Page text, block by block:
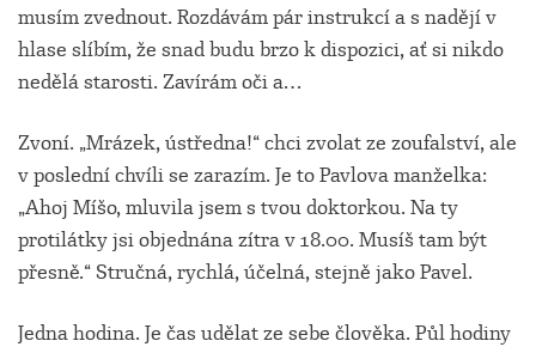
musím zvednout. Rozdávám pár instrukcí a s nadějí v
hlase slíbím, že snad budu brzo k dispozici, ať si nikdo
nedělá starosti. Zavírám oči a…
Zvoní. „Mrázek, ústředna!“ chci zvolat ze zoufalství, ale
v poslední chvíli se zarazím. Je to Pavlova manželka:
„Ahoj Míšo, mluvila jsem s tvou doktorkou. Na ty
protilátky jsi objednána zítra v 18.00. Musíš tam být
přesně.“ Stručná, rychlá, účelná, stejně jako Pavel.
Jedna hodina. Je čas udělat ze sebe člověka. Půl hodiny